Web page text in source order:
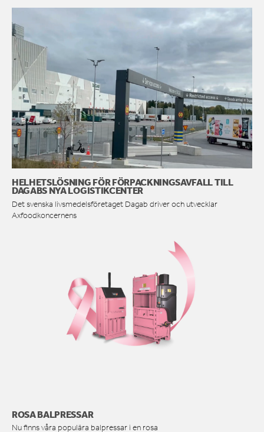
HELHETSLÖSNING FÖR FÖRPACKNINGSAVFALL TILL
DAGABS NYA LOGISTIKCENTER
Det svenska livsmedelsföretaget Dagab driver och utvecklar
Axfoodkoncernens
ROSA BALPRESSAR
Nu finns våra populära balpressar i en rosa